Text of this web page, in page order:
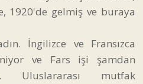
1920'de gelmiş ve buraya
İngilizce ve Fransızca
ve Fars işi şamdan
Uluslararası mutfak